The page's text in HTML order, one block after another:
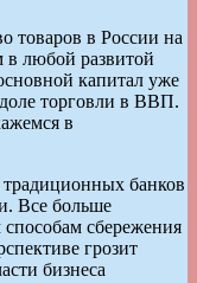
товаров в России на
в любой развитой
капитал уже
торговли в ВВП.
в
банков
Все больше
сбережения
грозит
бизнеса